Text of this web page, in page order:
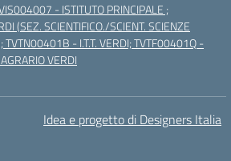
- ISTITUTO PRINCIPALE ;
(SEZ. SCIENTIFICO./SCIENT. SCIENZE
TVTN00401B - I.T.T. VERDI; TVTF00401Q -
VERDI
Idea e progetto di Designers Italia